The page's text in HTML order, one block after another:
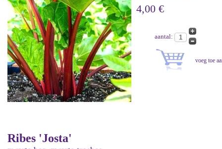
4,00 €
aantal:
Ribes 'Josta'